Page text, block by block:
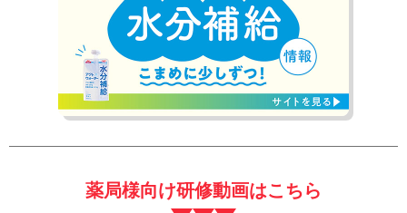
薬局様向け研修動画はこちら